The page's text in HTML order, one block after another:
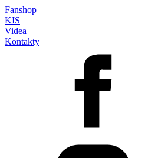
Fanshop
KIS
Videa
Kontakty